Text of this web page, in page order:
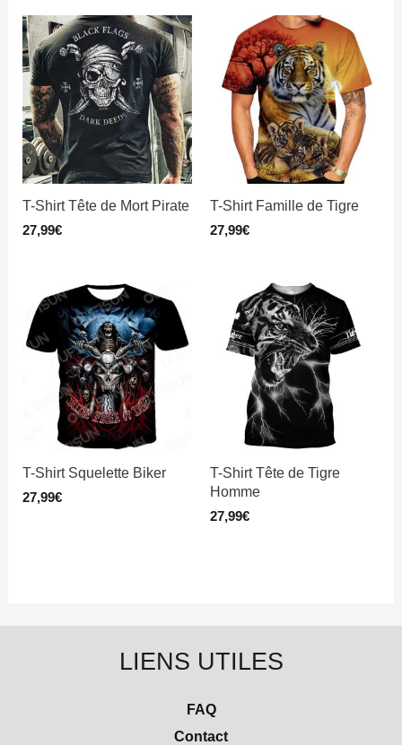
T-Shirt Tête de Mort Pirate
27,99€
T-Shirt Famille de Tigre
27,99€
T-Shirt Squelette Biker
27,99€
T-Shirt Tête de Tigre
Homme
27,99€
LIENS UTILES
FAQ
Contact